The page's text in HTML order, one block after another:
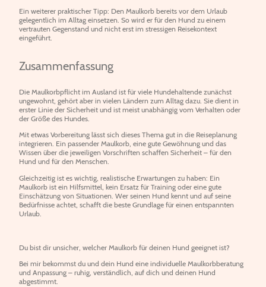
Ein weiterer praktischer Tipp: Den Maulkorb bereits vor dem Urlaub
gelegentlich im Alltag einsetzen. So wird er für den Hund zu einem
vertrauten Gegenstand und nicht erst im stressigen Reisekontext
eingeführt.
Zusammenfassung
Die Maulkorbpflicht im Ausland ist für viele Hundehaltende zunächst
ungewohnt, gehört aber in vielen Ländern zum Alltag dazu. Sie dient in
erster Linie der Sicherheit und ist meist unabhängig vom Verhalten oder
der Größe des Hundes.
Mit etwas Vorbereitung lässt sich dieses Thema gut in die Reiseplanung
integrieren. Ein passender Maulkorb, eine gute Gewöhnung und das
Wissen über die jeweiligen Vorschriften schaffen Sicherheit – für den
Hund und für den Menschen.
Gleichzeitig ist es wichtig, realistische Erwartungen zu haben: Ein
Maulkorb ist ein Hilfsmittel, kein Ersatz für Training oder eine gute
Einschätzung von Situationen. Wer seinen Hund kennt und auf seine
Bedürfnisse achtet, schafft die beste Grundlage für einen entspannten
Urlaub.
Du bist dir unsicher, welcher Maulkorb für deinen Hund geeignet ist?
Bei mir bekommst du und dein Hund eine individuelle Maulkorbberatung
und Anpassung – ruhig, verständlich, auf dich und deinen Hund
abgestimmt.